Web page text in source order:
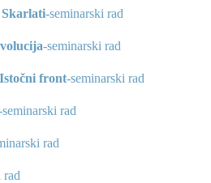
Skarlati-seminarski rad
-seminarski rad
front-seminarski rad
seminarski rad
rad
rad